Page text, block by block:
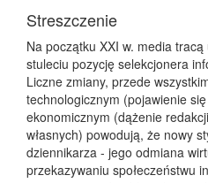
Streszczenie
Na początku XXI w. media
stuleciu pozycję selekcjonera
Liczne zmiany, przede
technologicznym (pojawienie
ekonomicznym (dążenie
własnych) powodują, że nowy
dziennikarza - jego odmiana
przekazywaniu społeczeństwu